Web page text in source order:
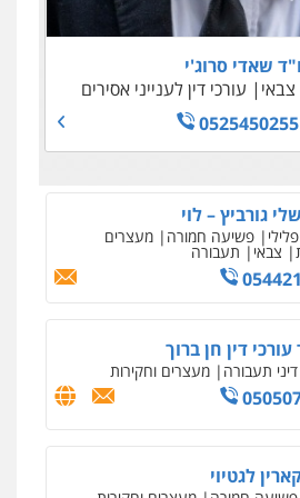
0509100397
שאדי סרוג'י
צבאי
עורכי דין לענייני אסירים
0525450255
0545243703
נדב גרינולד
עורכי דין לענייני אסירים צבאי
0508848606
דוק
סמים והימורים
חקירות ומעצרים
גורביץ – לוי
פשיעה חמורה מעצרים
צבאי תעבורה
דין חן ברוך
דיני תעבורה מעצרים וחקירות
לגטיוי